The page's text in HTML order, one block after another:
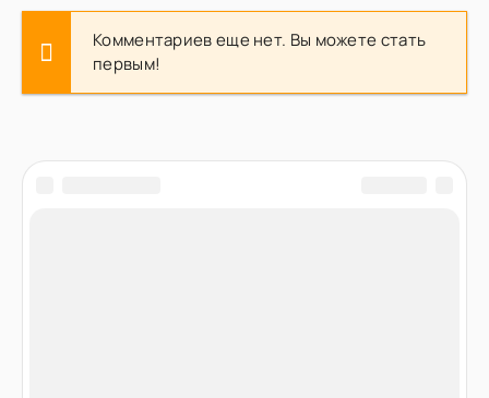
Комментариев еще нет. Вы можете стать
первым!